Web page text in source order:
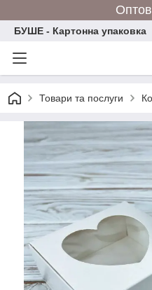
БУШЕ - Картонна упаковка
Товари та послуги